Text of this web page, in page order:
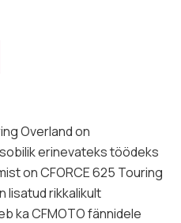
Overland on
erinevateks töödeks
on CFORCE 625 Touring
lisatud rikkalikult
ka CFMOTO fännidele